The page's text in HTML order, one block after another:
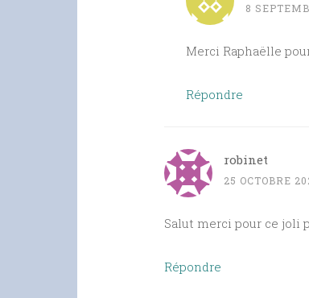
8
Merci Raphaëlle
Répondre
robinet
25 OCTOBRE
Salut merci pour ce joli
Répondre